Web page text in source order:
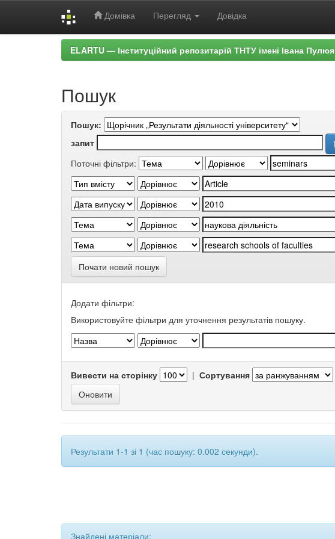
Домівка Перегляд Довідка
ELARTU — Інституційний репозитарій ТНТУ імені Івана Пулюя
Пошук
Пошук:
запит
Поточні фільтри:
Почати новий пошук
Додати фільтри:
Використовуйте фільтри для уточнення результатів пошуку.
Вивести на сторінку | Сортування
Результати 1-1 зі 1 (час пошуку: 0.002 секунди).
Знайдені матеріали: